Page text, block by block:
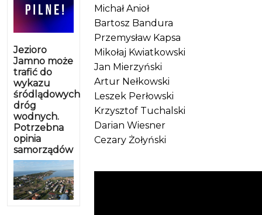
Jezioro
Jamno może
trafić do
wykazu
śródlądowych
dróg
wodnych.
Potrzebna
opinia
samorządów
Michał Anioł
Bartosz Bandura
Przemysław Kapsa
Mikołaj Kwiatkowski
Jan Mierzyński
Artur Nełkowski
Leszek Perłowski
Krzysztof Tuchalski
Darian Wiesner
Cezary Żołyński